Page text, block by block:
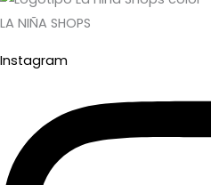
LA NIÑA SHOPS
Instagram